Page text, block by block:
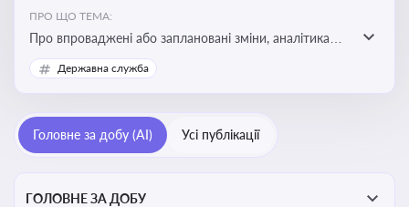
ПРО ЩО ТЕМА:
Про впроваджені або заплановані зміни, аналітика
судової практики щодо держслужби, оцінка ризиків
для посадовців, вплив новацій на організаційну
дотримання етичних стандартів
Державна служба
Головне за добу (AI) Усі публікації
ГОЛОВНЕ ЗА ДОБУ